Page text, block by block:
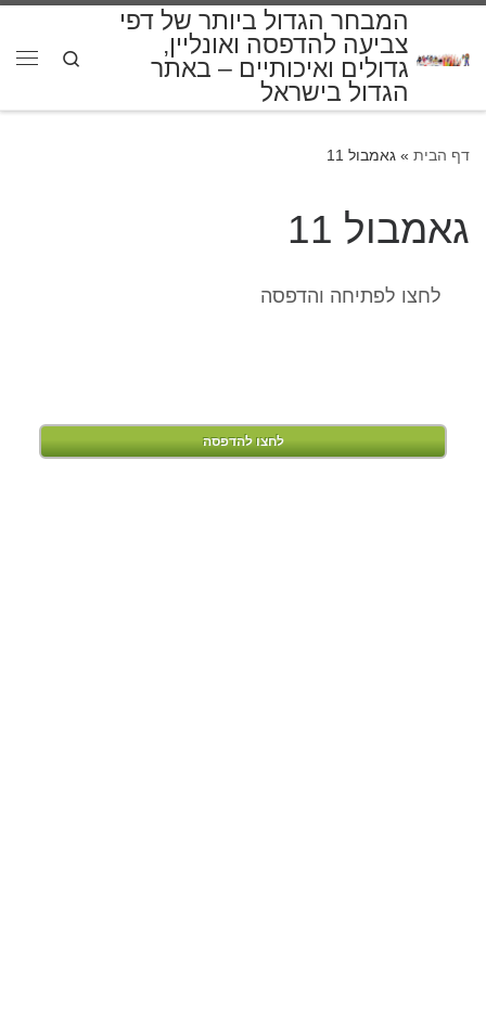
המבחר הגדול ביותר של דפי
צביעה להדפסה ואונליין,
גדולים ואיכותיים – באתר
הגדול בישראל
Search
דף הבית » גאמבול 11
גאמבול 11
לחצו לפתיחה והדפסה
לחצו להדפסה